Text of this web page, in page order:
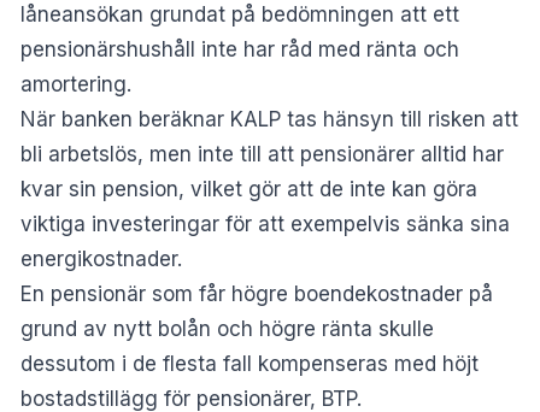
låneansökan grundat på bedömningen att ett
pensionärshushåll inte har råd med ränta och
amortering.
När banken beräknar KALP tas hänsyn till risken att
bli arbetslös, men inte till att pensionärer alltid har
kvar sin pension, vilket gör att de inte kan göra
viktiga investeringar för att exempelvis sänka sina
energikostnader.
En pensionär som får högre boendekostnader på
grund av nytt bolån och högre ränta skulle
dessutom i de flesta fall kompenseras med höjt
bostadstillägg för pensionärer, BTP.